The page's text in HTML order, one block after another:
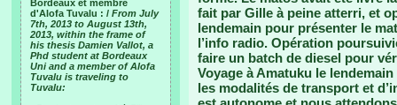
Bordeaux et membre
d'Alofa Tuvalu : / From July
7th, 2013 to August 13th,
2013, within the frame of
his thesis Damien Vallot, a
Phd student at Bordeaux
Uni and a member of Alofa
Tuvalu is traveling to
Tuvalu:
fait par Gille à peine atterri, et
lendemain pour présenter le
l’info radio. Opération
faire un batch de diesel pour
Voyage à Amatuku le
les modalités de transport et